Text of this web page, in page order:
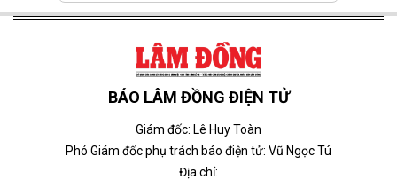
BÁO LÂM ĐỒNG ĐIỆN TỬ
Giám đốc: Lê Huy Toàn
Phó Giám đốc phụ trách báo điện tử: Vũ Ngọc Tú
Địa chỉ: